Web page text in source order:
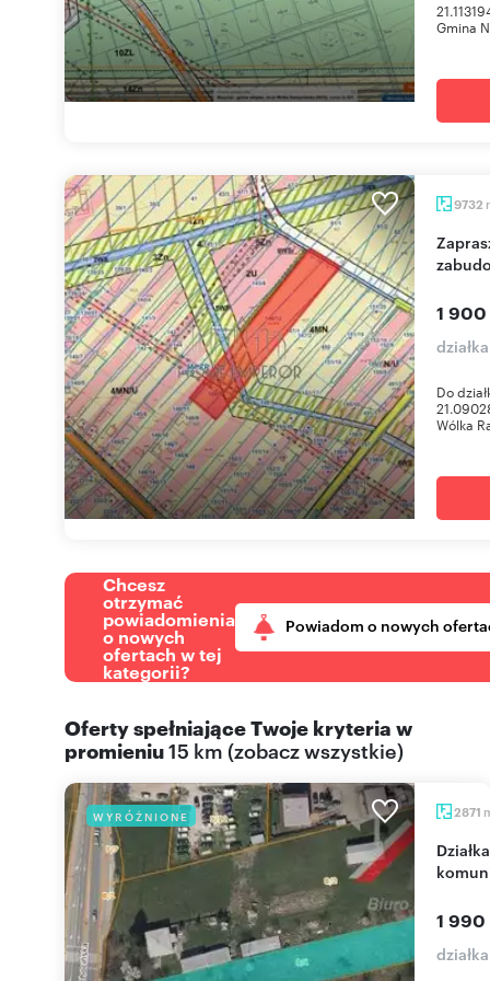
Gmina
9732
Zapraszam do zakupu działki 9732 m² pod
1
Do
Wólka
Chcesz
otrzymać
powiadomienia
o nowych
ofertach w tej
kategorii?
Powiadom o nowych
Oferty spełniające Twoje kryteria w
promieniu15 km (zobacz wszystkie)
WYRÓŻNIONE 2871
Działka budowlana 2871 m² z mediami, świetna
1 990